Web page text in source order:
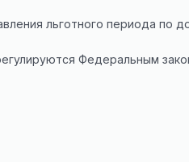
льготного периода по
Федеральным